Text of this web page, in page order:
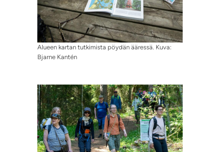
Alueen kartan tutkimista pöydän ääressä. Kuva:
Bjarne Kantén